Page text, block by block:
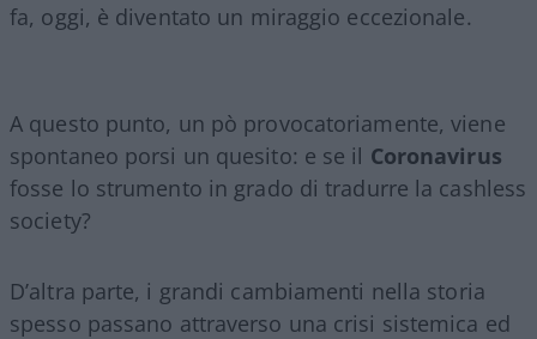
fa, oggi, è diventato un miraggio eccezionale.
A questo punto, un pò provocatoriamente, viene
spontaneo porsi un quesito: e se il Coronavirus
fosse lo strumento in grado di tradurre la cashless
society?
D’altra parte, i grandi cambiamenti nella storia
spesso passano attraverso una crisi sistemica ed